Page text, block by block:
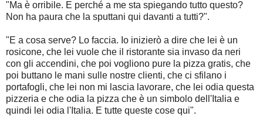
"Ma è orribile. E perché a me sta spiegando tutto questo?
Non ha paura che la sputtani qui davanti a tutti?".
"E a cosa serve? Lo faccia. Io inizierò a dire che lei è un
rosicone, che lei vuole che il ristorante sia invaso da neri
con gli accendini, che poi vogliono pure la pizza gratis, che
poi buttano le mani sulle nostre clienti, che ci sfilano i
portafogli, che lei non mi lascia lavorare, che lei odia questa
pizzeria e che odia la pizza che è un simbolo dell'Italia e
quindi lei odia l'Italia. E tutte queste cose qui".